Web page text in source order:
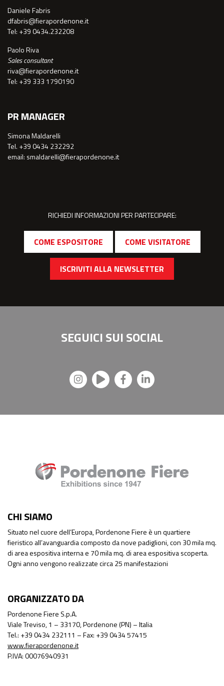
Daniele Fabris
dfabris@fierapordenone.it
Tel: +39 0434.232208
Paolo Riva
Sales consultant
riva@fierapordenone.it
Tel: +39 333 1790190
PR MANAGER
Simona Maldarelli
Tel. +39 0434 232292
email: smaldarelli@fierapordenone.it
RICHIEDI INFORMAZIONI PER PARTECIPARE:
COME ESPOSITORE COME VISITATORE
ISCRIVITI ALLA NEWSLETTER
SEGUICI SUISOCIAL
CHI SIAMO
Situato nel cuore dell’Europa, Pordenone Fiere è un quartiere
fieristico all’avanguardia composto da nove padiglioni, con 30 mila mq.
di area espositiva interna e 70 mila mq. di area espositiva scoperta.
Ogni anno vengono realizzate circa 25 manifestazioni
ORGANIZZATO DA
Pordenone Fiere S.p.A.
Viale Treviso, 1 – 33170, Pordenone (PN) – Italia
Tel.: +39 0434 232111 – Fax: +39 0434 57415
www.fierapordenone.it
P.IVA: 00076940931